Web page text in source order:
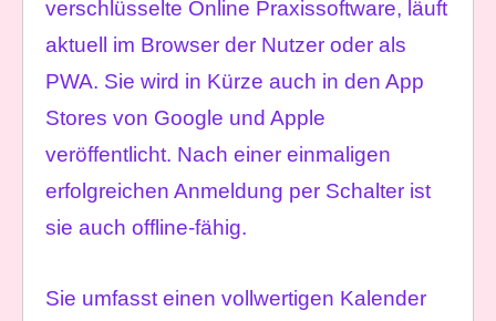
verschlüsselte Online Praxissoftware, läuft
aktuell im Browser der Nutzer oder als
PWA. Sie wird in Kürze auch in den App
Stores von Google und Apple
veröffentlicht. Nach einer einmaligen
erfolgreichen Anmeldung per Schalter ist
sie auch offline-fähig.
Sie umfasst einen vollwertigen Kalender